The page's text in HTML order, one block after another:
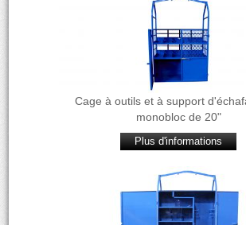
Cage à outils et à support
monobloc de 20"
Plus d'informations